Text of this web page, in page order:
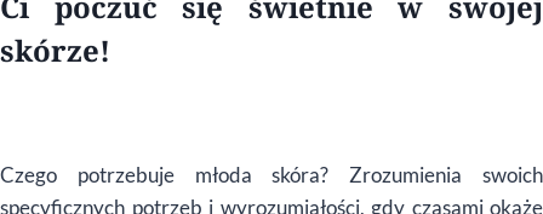
skórze!
Czego potrzebuje młoda skóra? Zrozumienia swoich
specyficznych potrzeb i wyrozumiałości, gdy czasami okaże